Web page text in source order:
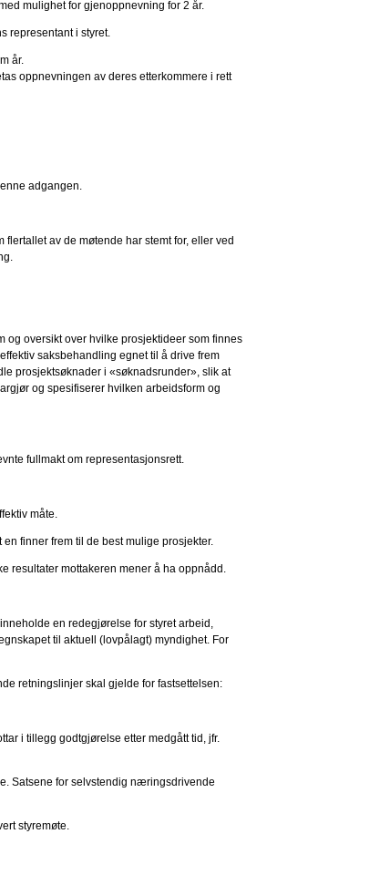
mulighet for gjenoppnevning for 2 år.
representant i styret.
år.
oppnevningen av deres etterkommere i rett
adgangen.
av de møtende har stemt for, eller ved
og oversikt over hvilke prosjektideer som finnes
saksbehandling egnet til å drive frem
prosjektsøknader i «søknadsrunder», slik at
og spesifiserer hvilken arbeidsform og
fullmakt om representasjonsrett.
måte.
finner frem til de best mulige prosjekter.
resultater mottakeren mener å ha oppnådd.
en redegjørelse for styret arbeid,
til aktuell (lovpålagt) myndighet. For
retningslinjer skal gjelde for fastsettelsen:
i tillegg godtgjørelse etter medgått tid, jfr.
Satsene for selvstendig næringsdrivende
styremøte.